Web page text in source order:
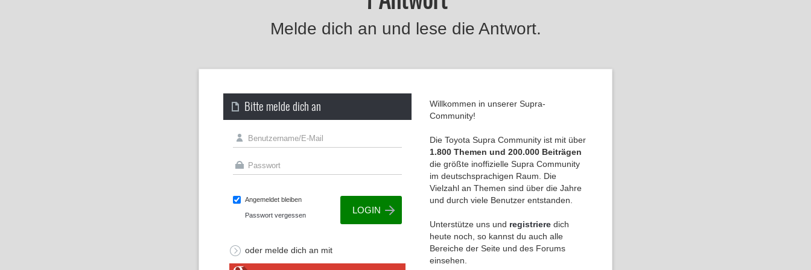
Melde dich an und lese die Antwort.
Bitte melde dich an
Angemeldet bleiben
Passwort vergessen
oder melde dich an mit
Willkommen in unserer Supra-
Community!
Die Toyota Supra Community ist mit über
1.800 Themen und 200.000 Beiträgen
die größte inoffizielle Supra Community
im deutschsprachigen Raum. Die
Vielzahl an Themen sind über die Jahre
und durch viele Benutzer entstanden.
Unterstütze uns und registriere dich
heute noch, so kannst du auch alle
Bereiche der Seite und des Forums
einsehen.